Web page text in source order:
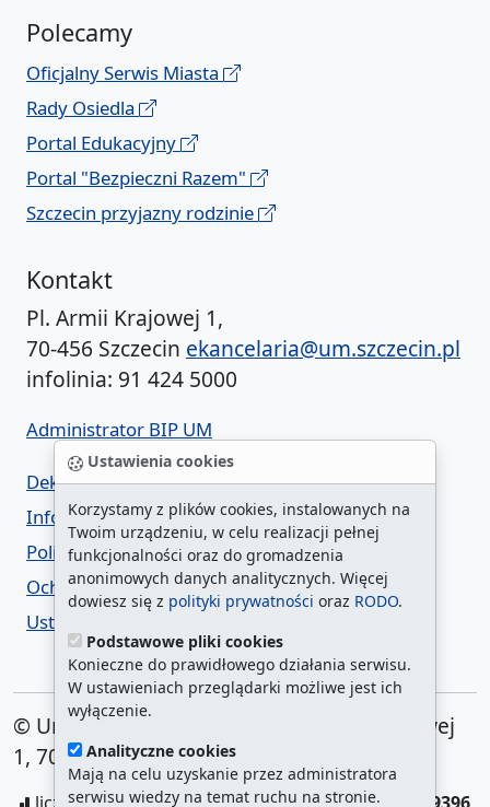
Ustawienia cookies
Korzystamy z plików cookies, instalowanych na
Twoim urządzeniu, w celu realizacji pełnej
funkcjonalności oraz do gromadzenia
anonimowych danych analitycznych. Więcej
dowiesz się z polityki prywatności oraz RODO.
Podstawowe pliki cookies
Konieczne do prawidłowego działania serwisu.
W ustawieniach przeglądarki możliwe jest ich
wyłączenie.
Analityczne cookies
Mają na celu uzyskanie przez administratora
serwisu wiedzy na temat ruchu na stronie.
Polecamy
Oficjalny Serwis Miasta
Rady Osiedla
Portal Edukacyjny
Portal "Bezpieczni Razem"
Szczecin przyjazny rodzinie
Kontakt
Pl. Armii Krajowej 1,
70-456 Szczecin ekancelaria@um.szczecin.pl
infolinia: 91 424 5000
Administrator BIP UM
Deklaracja dostępności
Informacja o urzędzie w ETR
Polityka prywatności
Ochrona danych osobowych
Ustawienia cookies
© Urząd Miasta Szczecin. Plac Armii Krajowej
1, 70-456 Szczecin